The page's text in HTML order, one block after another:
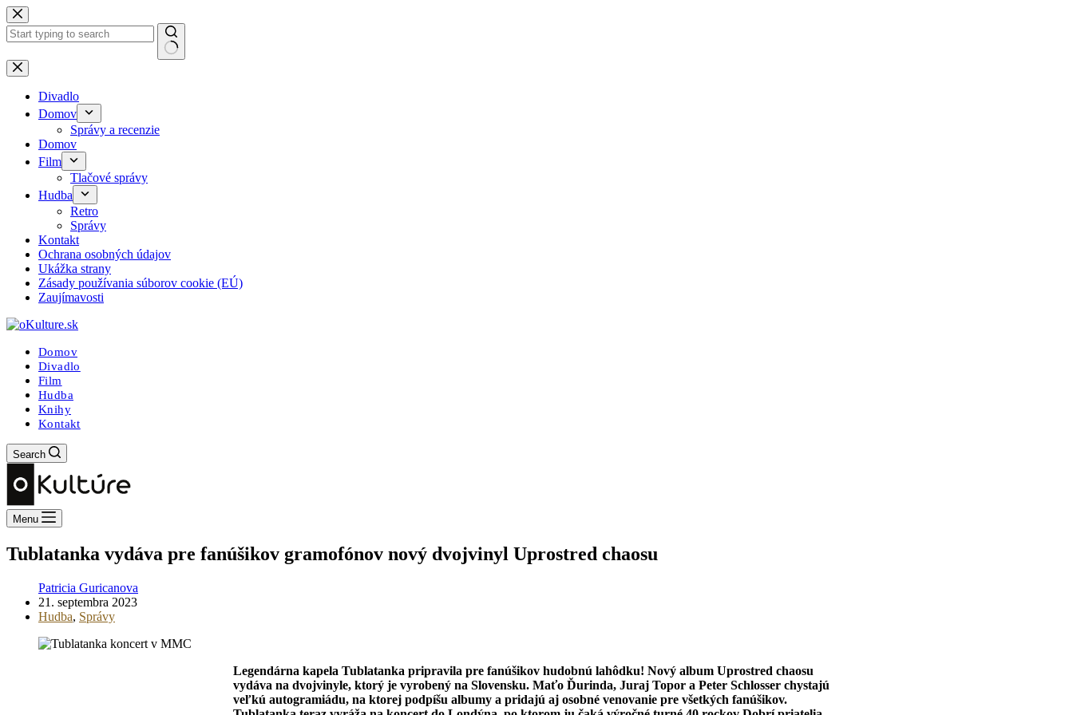
Skip
to
content
No
results
Divadlo
Domov
Správy a recenzie
Domov
Film
Tlačové správy
Hudba
Retro
Správy
Kontakt
Ochrana osobných údajov
Ukážka strany
Zásady používania súborov cookie (EÚ)
Zaujímavosti
Domov
Divadlo
Film
Hudba
Knihy
Kontakt
Search
Menu
Tublatanka vydáva pre fanúšikov gramofónov nový dvojvinyl Uprostred chaosu
Patricia Guricanova
21. septembra 2023
Hudba, Správy
Legendárna kapela Tublatanka pripravila pre fanúšikov hudobnú lahôdku! Nový album Uprostred chaosu
vydáva na dvojvinyle, ktorý je vyrobený na Slovensku. Maťo Ďurinda, Juraj Topor a Peter Schlosser chystajú
veľkú autogramiádu, na ktorej podpíšu albumy a pridajú aj osobné venovanie pre všetkých fanúšikov.